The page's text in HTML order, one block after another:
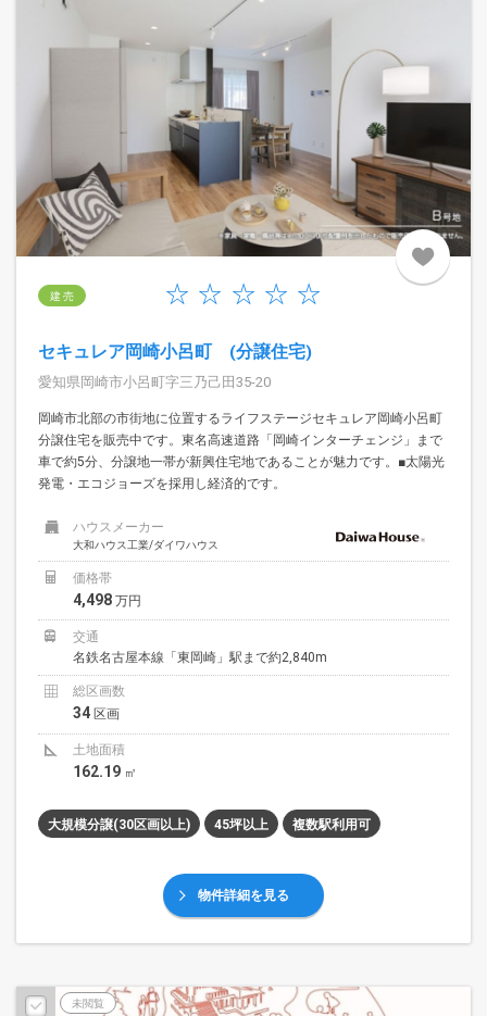
建 売
セキュレア岡崎小呂町 (分譲住宅)
愛知県岡崎市小呂町字三乃己田35-20
岡崎市北部の市街地に位置するライフステージセキュレア岡崎小呂町
分譲住宅を販売中です。東名高速道路「岡崎インターチェンジ」まで
車で約5分、分譲地一帯が新興住宅地であることが魅力です。■太陽光
発電・エコジョーズを採用し経済的です。
ハウスメーカー
大和ハウス工業/ダイワハウス
価格帯
4,498 万円
交通
名鉄名古屋本線「東岡崎」駅まで約2,840m
総区画数
34 区画
土地面積
162.19 ㎡
大規模分譲(30区画以上) 45坪以上 複数駅利用可
物件詳細を見る
未閲覧